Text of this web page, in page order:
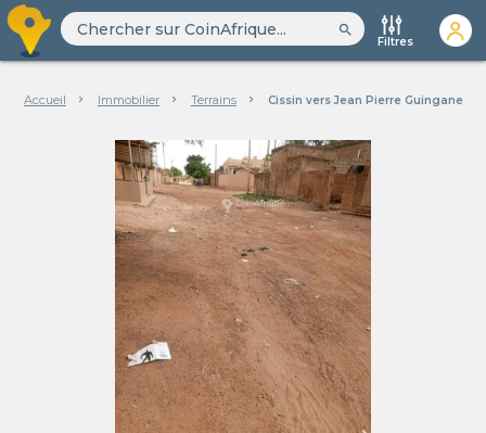
search
Filtres
Accueil Immobilier Terrains Cissin vers Jean Pierre Guingane